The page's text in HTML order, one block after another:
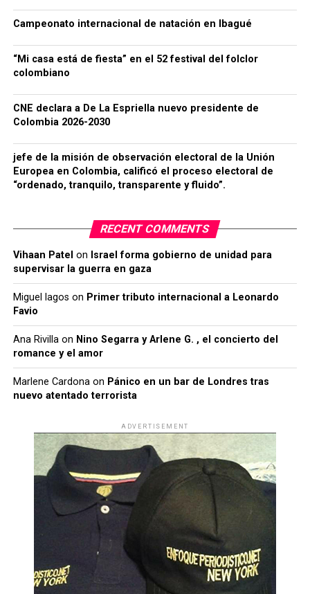
Campeonato internacional de natación en Ibagué
“Mi casa está de fiesta” en el 52 festival del folclor
colombiano
CNE declara a De La Espriella nuevo presidente de
Colombia 2026-2030
jefe de la misión de observación electoral de la Unión
Europea en Colombia, calificó el proceso electoral de
“ordenado, tranquilo, transparente y fluido”.
RECENT COMMENTS
Vihaan Patel on Israel forma gobierno de unidad para
supervisar la guerra en gaza
Miguel lagos on Primer tributo internacional a Leonardo
Favio
Ana Rivillaon Nino Segarra y Arlene G. , el concierto del
romance y el amor
Marlene Cardonaon Pánico en un bar de Londres tras
nuevo atentado terrorista
ADVERTISEMENT